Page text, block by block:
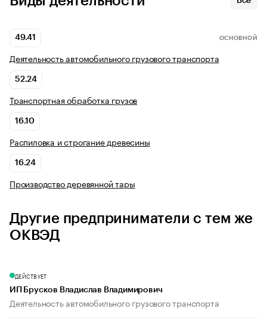
49.41 ОСНОВНОЙ
Деятельность автомобильного грузового транспорта
52.24
Транспортная обработка грузов
16.10
Распиловка и строгание древесины
16.24
Производство деревянной тары
Другие предприниматели с тем же
ОКВЭД
ДЕЙСТВУЕТ
ИП Брусков Владислав Владимирович
Деятельность автомобильного грузового транспорта